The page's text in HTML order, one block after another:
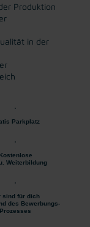
Produktion
in der
Parkplatz
Kostenlose
Weiterbildung
sind für dich
des Bewerbungs-
Prozesses